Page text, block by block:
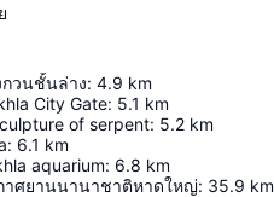
กวนชั้นล่าง: 4.9 km
City Gate: 5.1 km
of serpent: 5.2 km
: 6.1 km
aquarium: 6.8 km
าศยานนานาชาติหาดใหญ่: 35.9 km